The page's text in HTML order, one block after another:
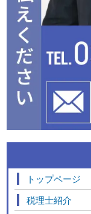
トップページ
税理士紹介